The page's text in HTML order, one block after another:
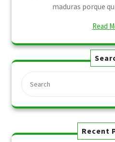
maduras porque
Read
Recent